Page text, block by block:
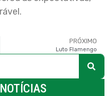
PRÓXIMO
Luto Flamengo